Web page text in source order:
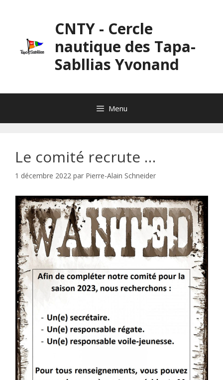
CNTY - Cercle
nautique des Tapa-
Sabllias Yvonand
Menu
Le comité recrute …
1 décembre 2022 par Pierre-Alain Schneider